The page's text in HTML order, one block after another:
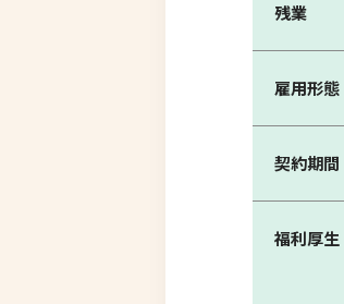
残業
雇用形態
契約期間
福利厚生